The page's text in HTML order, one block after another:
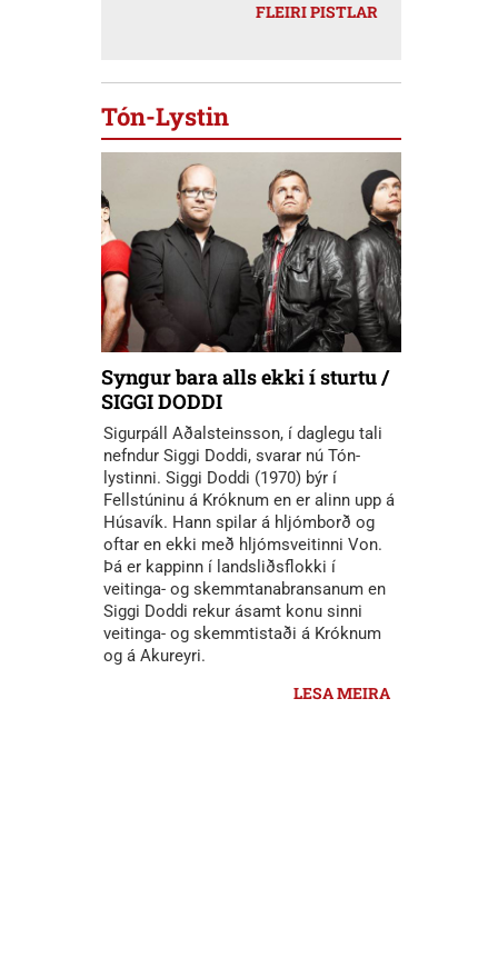
FLEIRI PISTLAR
Tón-Lystin
Syngur bara alls ekki í sturtu /
SIGGI DODDI
Sigurpáll Aðalsteinsson, í daglegu tali
nefndur Siggi Doddi, svarar nú Tón-
lystinni. Siggi Doddi (1970) býr í
Fellstúninu á Króknum en er alinn upp á
Húsavík. Hann spilar á hljómborð og
oftar en ekki með hljómsveitinni Von.
Þá er kappinn í landsliðsflokki í
veitinga- og skemmtanabransanum en
Siggi Doddi rekur ásamt konu sinni
veitinga- og skemmtistaði á Króknum
og á Akureyri.
LESA MEIRA